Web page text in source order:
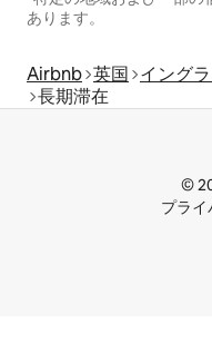
あります。
Airbnb 英国 イング
長期滞在
©
プライ